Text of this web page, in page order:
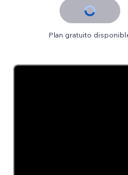
Plan gratuito